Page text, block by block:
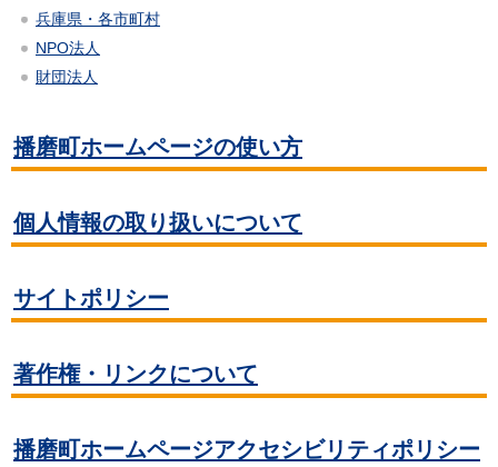
兵庫県・各市町村
NPO法人
財団法人
播磨町ホームページの使い方
個人情報の取り扱いについて
サイトポリシー
著作権・リンクについて
播磨町ホームページアクセシビリティポリシー